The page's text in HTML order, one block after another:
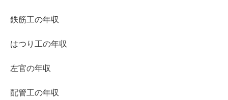
鉄筋工の年収
はつり工の年収
左官の年収
配管工の年収